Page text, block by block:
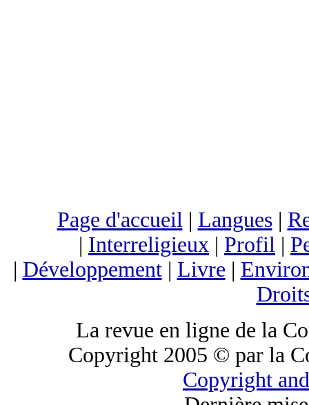
Page d'accueil| Langues|
| Interreligieux | Profil |
| Développement| Livre |
La revue en ligne de la
Copyright 2005 © par la
Copyright